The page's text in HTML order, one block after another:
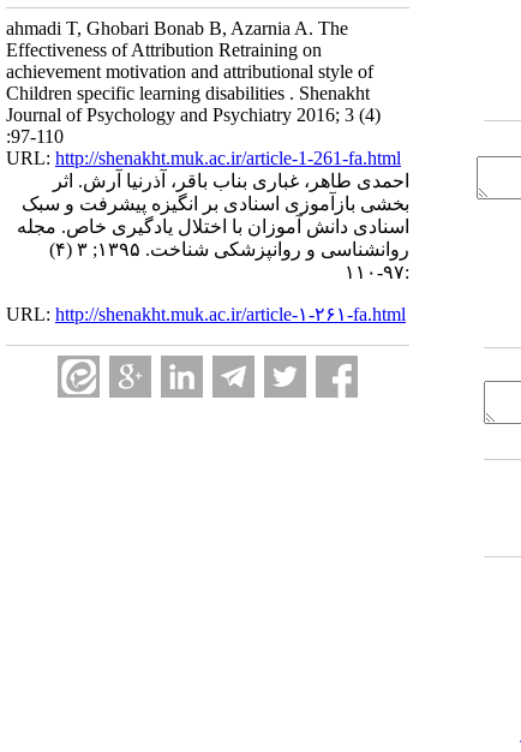
ahmadi T, Ghobari Bonab B, Azarnia A. The
Effectiveness of Attribution Retraining on
achievement motivation and attributional style of
Children specific learning disabilities . Shenakht
Journal of Psychology and Psychiatry 2016; 3 (4)
:97-110
URL: http://shenakht.muk.ac.ir/article-1-261-fa.html
احمدی طاهر، غباری بناب باقر، آذرنیا آرش. اثر
بخشی بازآموزی اسنادی بر انگیزه پیشرفت و سبک
اسنادی دانش آموزان با اختلال یادگیری خاص. مجله
روانشناسی و روانپزشکی شناخت. ۱۳۹۵; ۳ (۴)
:۹۷-۱۱۰
URL: http://shenakht.muk.ac.ir/article-۱-۲۶۱-fa.html